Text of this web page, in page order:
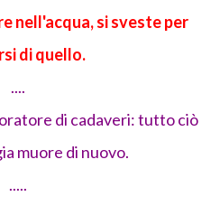
nell'acqua, si sveste per
di quello.
....
di cadaveri: tutto ciò
muore di nuovo.
.....